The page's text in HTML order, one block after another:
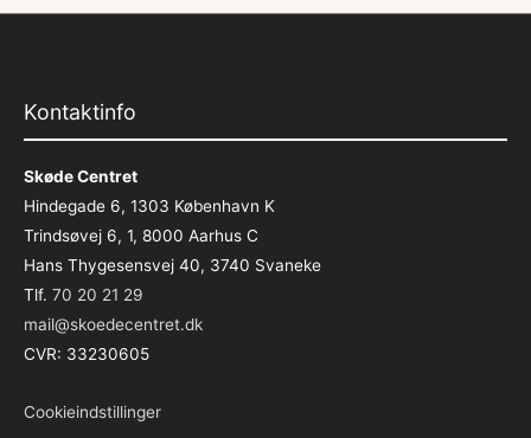
Kontaktinfo
Skøde Centret
Hindegade 6, 1303 København K
Trindsøvej 6, 1, 8000 Aarhus C
Hans Thygesensvej 40, 3740 Svaneke
Tlf. 70 20 21 29
mail@skoedecentret.dk
CVR: 33230605
Cookieindstillinger